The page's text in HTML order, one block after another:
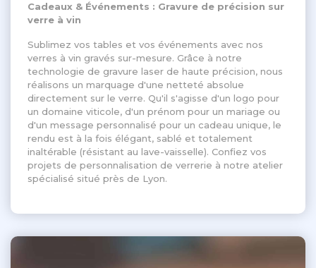
Cadeaux & Événements : Gravure de précision sur
verre à vin
Sublimez vos tables et vos événements avec nos
verres à vin gravés sur-mesure. Grâce à notre
technologie de gravure laser de haute précision, nous
réalisons un marquage d'une netteté absolue
directement sur le verre. Qu'il s'agisse d'un logo pour
un domaine viticole, d'un prénom pour un mariage ou
d'un message personnalisé pour un cadeau unique, le
rendu est à la fois élégant, sablé et totalement
inaltérable (résistant au lave-vaisselle). Confiez vos
projets de personnalisation de verrerie à notre atelier
spécialisé situé près de Lyon.